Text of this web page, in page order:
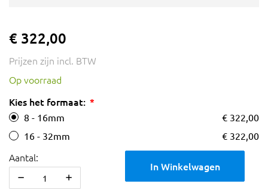
€ 322,00
Prijzen zijn incl. BTW
Op voorraad
Kies het formaat:
8 - 16mm
€ 322,00
16 - 32mm
€ 322,00
Aantal:
In Winkelwagen